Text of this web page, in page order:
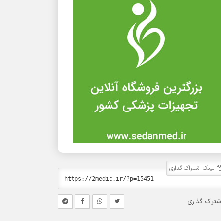
لینک اشتراک گذاری
گذاری